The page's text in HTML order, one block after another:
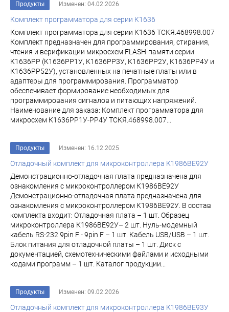
Продукты Изменен: 04.02.2026
Комплект программатора для серии К1636
Комплект программатора для серии К1636 ТСКЯ.468998.007
Комплект предназначен для программирования, стирания,
чтения и верификации микросхем FLASH-памяти серии
К1636РР (К1636РР1У, К1636РР3У, К1636РР2У, К1636РР4У и
К1636РР52У), установленных на печатные платы или в
адаптеры для программирования. Программатор
обеспечивает формирование необходимых для
программирования сигналов и питающих напряжений.
Наименование для заказа: Комплект программатора для
микросхем К1636РР1У-РР4У ТСКЯ.468998.007...
Продукты Изменен: 16.12.2025
Отладочный комплект для микроконтроллера К1986ВЕ92У
Демонстрационно-отладочная плата предназначена для
ознакомления с микроконтроллером К1986ВЕ92У
Демонстрационно-отладочная плата предназначена для
ознакомления с микроконтроллером К1986ВЕ92У. В состав
комплекта входит: Отладочная плата – 1 шт. Образец
микроконтроллера К1986ВЕ92У– 2 шт. Нуль-модемный
кабель RS-232 9pin F - 9pin F – 1 шт. Кабель USB/USB – 1 шт.
Блок питания для отладочной платы – 1 шт. Диск с
документацией, схемотехническими файлами и исходными
кодами программ – 1 шт. Каталог продукции...
Продукты Изменен: 09.02.2026
Отладочный комплект для микроконтроллера К1986ВЕ93У